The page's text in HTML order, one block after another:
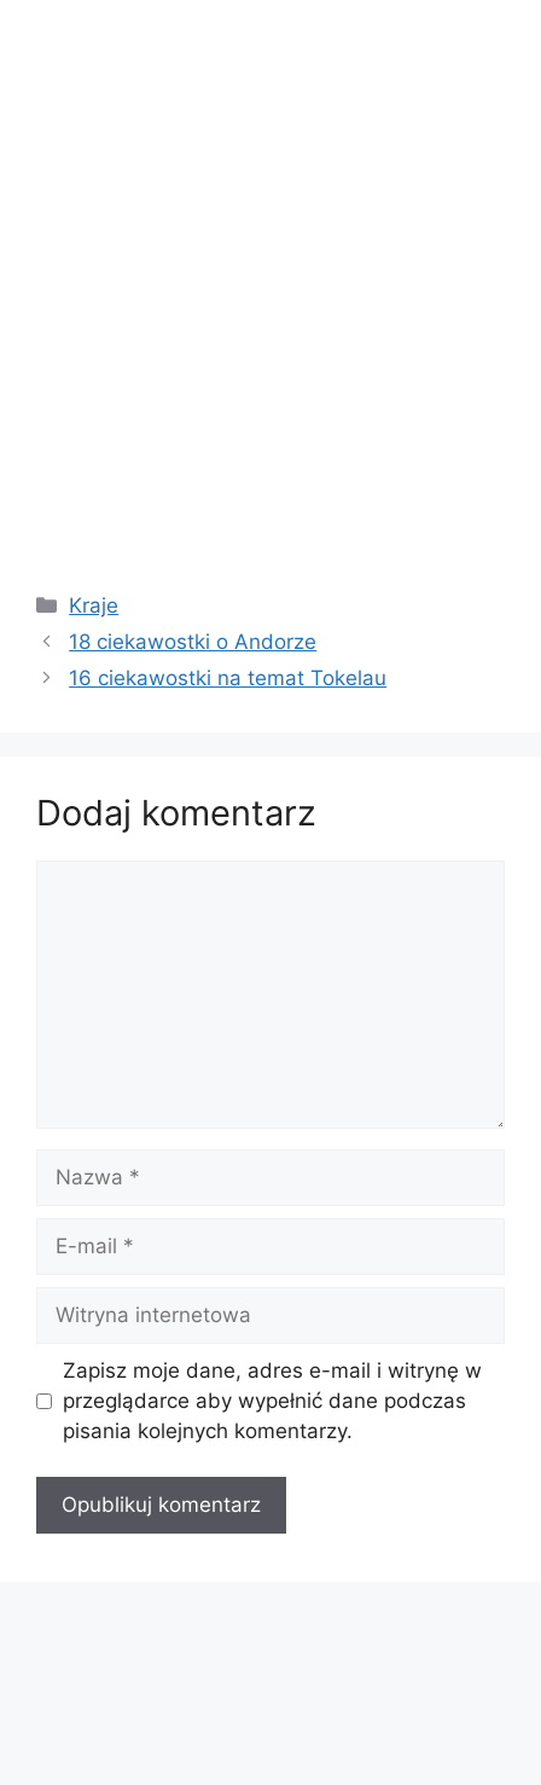
Kategorie
Kraje
18 ciekawostki o Andorze
16 ciekawostki na temat Tokelau
Dodaj komentarz
mail
internetowa
Zapisz moje dane, adres e-mail i witrynę w
przeglądarce aby wypełnić dane podczas
pisania kolejnych komentarzy.